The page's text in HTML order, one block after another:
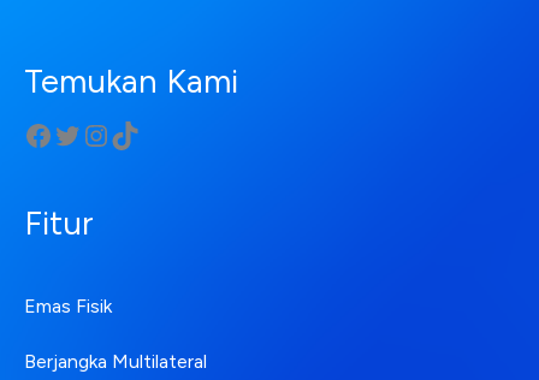
Temukan Kami
Fitur
Emas Fisik
Berjangka Multilateral